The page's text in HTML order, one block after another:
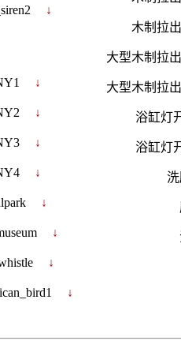
↓
↓
↓
↓
↓
↓
↓
↓
↓
木制拉出
大型木制拉
大型木制拉
浴缸灯
浴缸灯